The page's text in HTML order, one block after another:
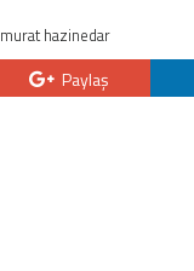
murat hazinedar
Paylaş